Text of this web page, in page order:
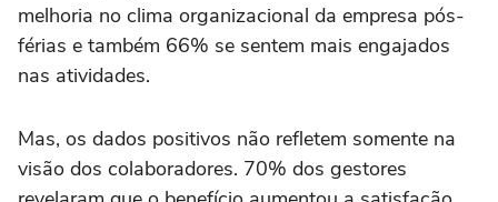
melhoria no clima organizacional da empresa pós-
férias e também 66% se sentem mais engajados
nas atividades.
Mas, os dados positivos não refletem somente na
visão dos colaboradores. 70% dos gestores